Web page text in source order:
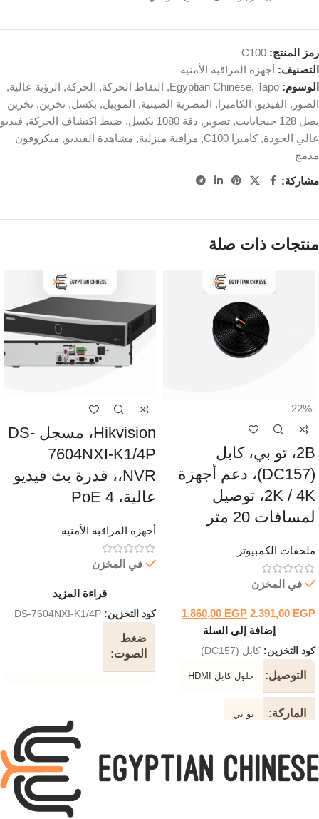
رمز المنتج: C100
التصنيف: أجهزة المراقبة الأمنية
الوسوم:
Egyptian Chinese, Tapo
, التقاط الحركة, الحركة, الرؤية عالية,
الصور , الفيديو, الكاميرا, المصرية الصينية, الموبيل, بكسل, تخزين, تخزين
يصل 128 جيجابايت
, تصوير , دقة 1080 بكسل , ضبط اكتشاف الحركة, فيديو
عالي الجودة, كاميرا C100 , مراقبة منزلية, مشاهدة الفيديو, ميكروفون
مدمج
مشاركة:
منتجات ذات صلة
-22%
2B، تو بي، كابل
(DC157)، دعم أجهزة
2K / 4K، توصيل
لمسافات 20 متر
ملحقات الكمبيوتر
في المخزن
2.391,00EGP
1.860,00 EGP
إضافة إلى السلة
كود التخزين: كابل (DC157)
التوصيل حلول كابل HDMI
الماركة تو بي
جهاز
2K / 4K
Hikvision، مسجل DS-
7604NXI-K1/4P
،NVR، قدرة بث فيديو
عالية، 4 PoE
أجهزة المراقبة الأمنية
في المخزن
قراءة المزيد
كود التخزين: DS-7604NXI-K1/4P
ضغط
الصوت
IP